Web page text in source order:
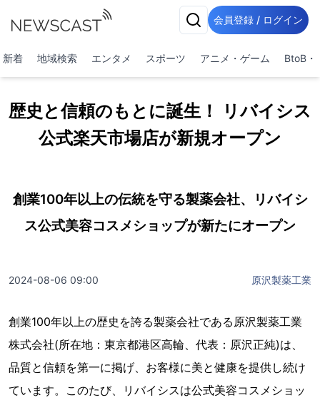
会員登録 / ログイン
新着 地域検索 エンタメ スポーツ アニメ・ゲーム BtoB・
歴史と信頼のもとに誕生！ リバイシス
公式楽天市場店が新規オープン
創業100年以上の伝統を守る製薬会社、リバイシ
ス公式美容コスメショップが新たにオープン
2024-08-06 09:00 原沢製薬工業
創業100年以上の歴史を誇る製薬会社である原沢製薬工業
株式会社(所在地：東京都港区高輪、代表：原沢正純)は、
品質と信頼を第一に掲げ、お客様に美と健康を提供し続け
ています。このたび、リバイシスは公式美容コスメショッ